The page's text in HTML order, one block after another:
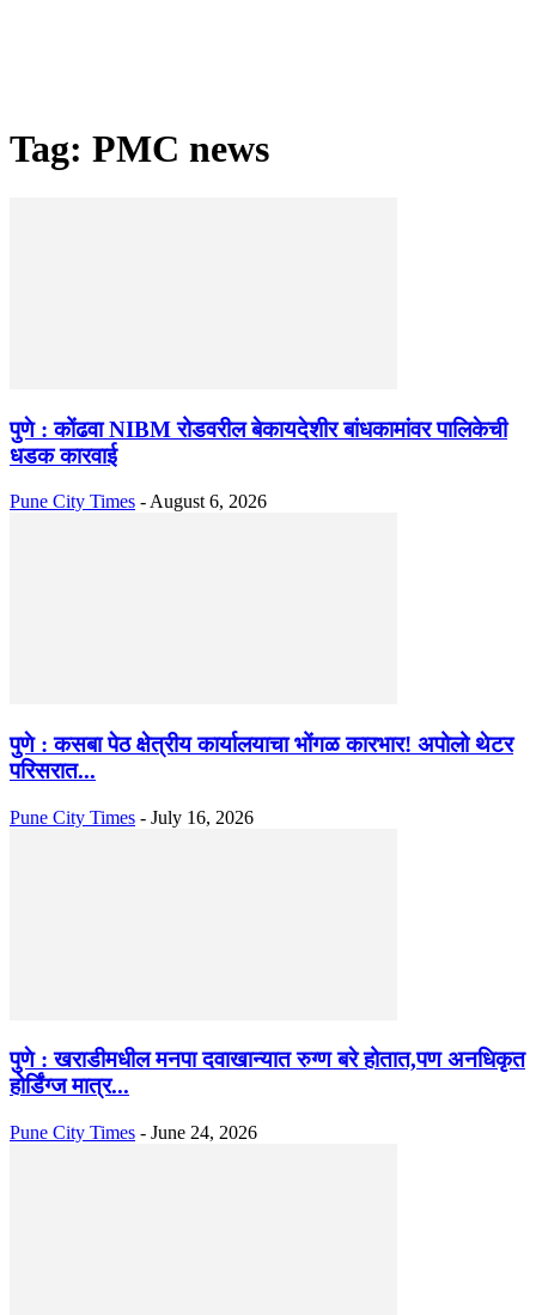
Tag: PMC news
पुणे : कोंढवा NIBM रोडवरील बेकायदेशीर बांधकामांवर पालिकेची
धडक कारवाई
Pune City Times - August 6, 2026
पुणे : कसबा पेठ क्षेत्रीय कार्यालयाचा भोंगळ कारभार! अपोलो थेटर
परिसरात...
Pune City Times - July 16, 2026
पुणे : खराडीमधील मनपा दवाखान्यात रुग्ण बरे होतात,पण अनधिकृत
होर्डिंग्ज मात्र...
Pune City Times - June 24, 2026